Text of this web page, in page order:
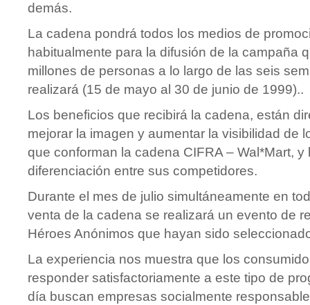
demás.
La cadena pondrá todos los medios de
habitualmente para la difusión de la campaña
millones de personas a lo largo de las seis
realizará (15 de mayo al 30 de junio de 1999)..
Los beneficios que recibirá la cadena, están
mejorar la imagen y aumentar la visibilidad de
que conforman la cadena CIFRA – Wal*Mart, y
diferenciación entre sus competidores.
Durante el mes de julio simultáneamente en
venta de la cadena se realizará un evento de
Héroes Anónimos que hayan sido
La experiencia nos muestra que los
responder satisfactoriamente a este tipo de
día buscan empresas socialmente